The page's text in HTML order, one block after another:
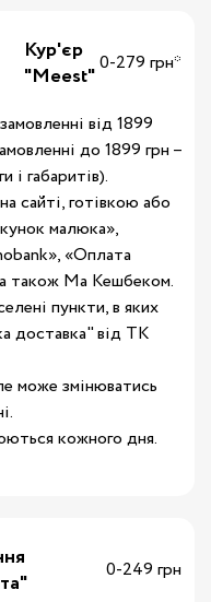
Кур'єр
"Meest"0-279 грн*
від 1899
до 1899 грн –
і габаритів).
сайті, готівкою або
малюка»,
«Оплата
також Ма Кешбеком.
пункти, в яких
доставка" від ТК
може змінюватись
кожного дня.
0-249 грн